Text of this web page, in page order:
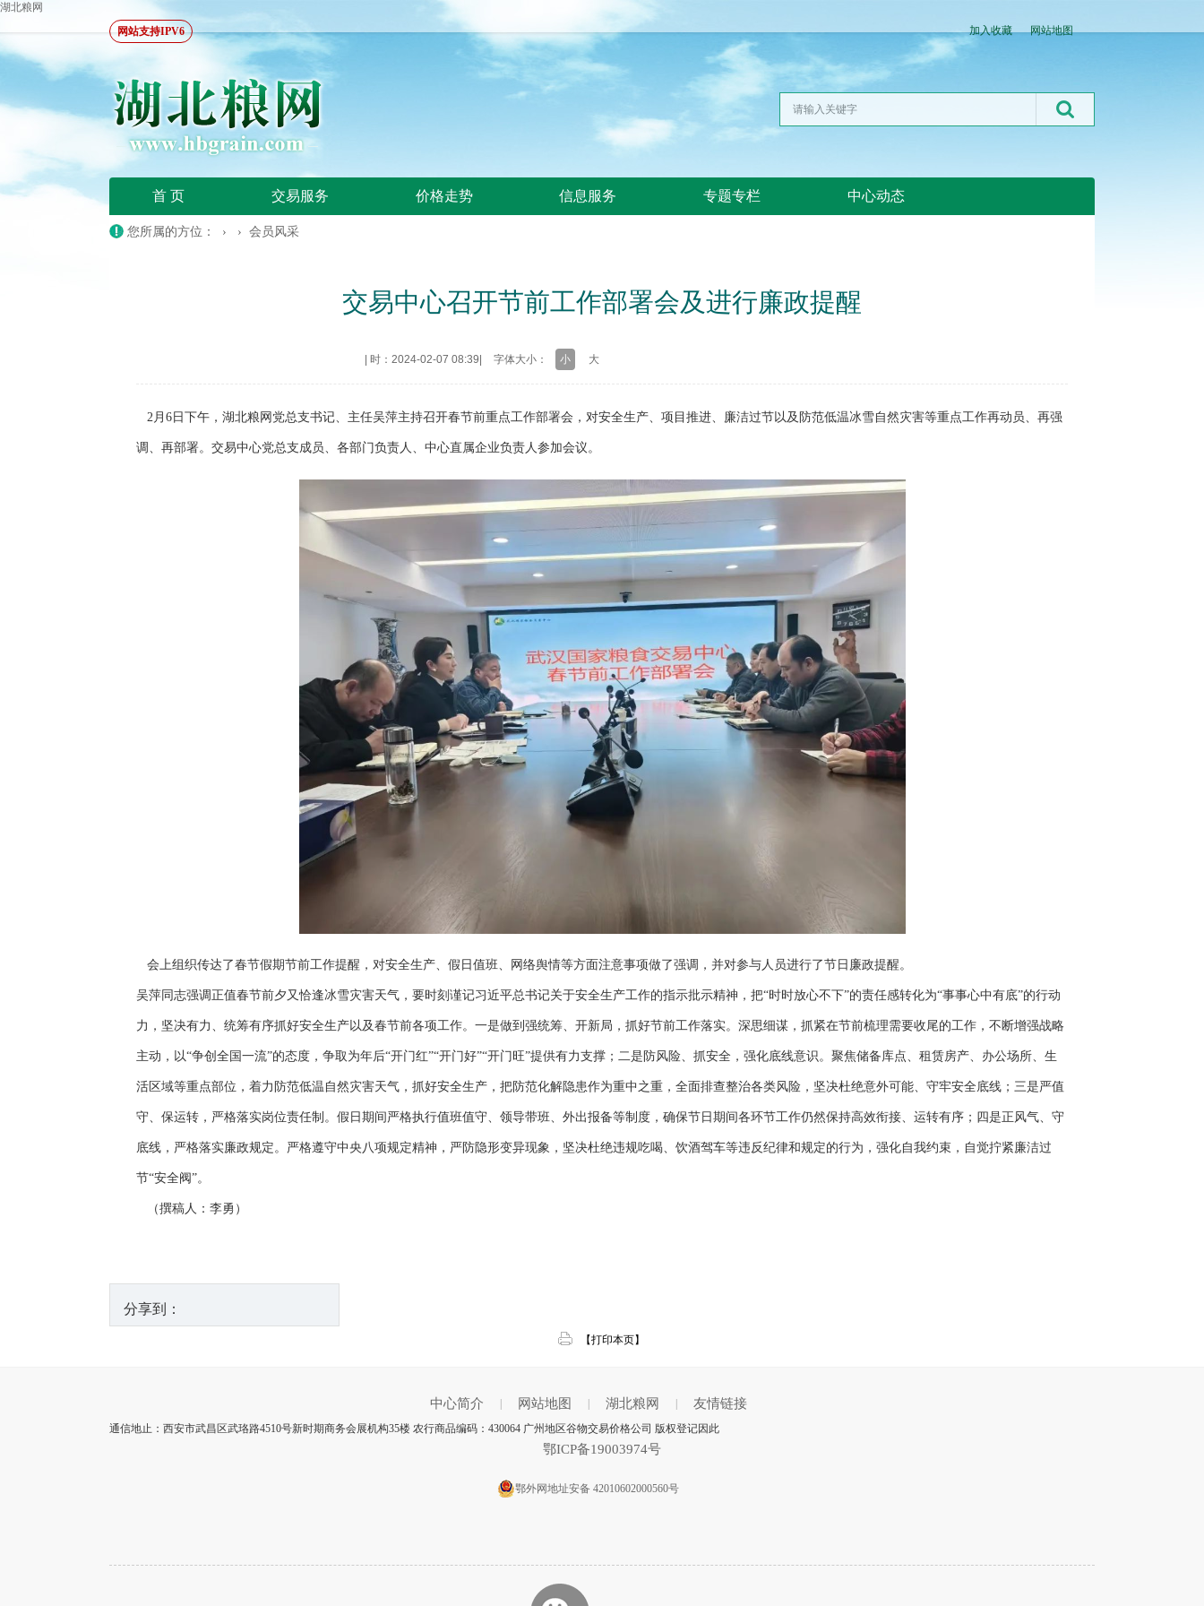
湖北粮网
网站支持IPV6
加入收藏 网站地图
首 页 交易服务 价格走势 信息服务 专题专栏 中心动态
您所属的方位： › › 会员风采
交易中心召开节前工作部署会及进行廉政提醒
时：2024-02-07 08:39 字体大小： 小 大
2月6日下午，湖北粮网党总支书记、主任吴萍主持召开春节前重点工作部署会，对安全生产、项目推进、廉洁过节以及防范低温冰雪自然灾害等重点工作再动员、再强
调、再部署。交易中心党总支成员、各部门负责人、中心直属企业负责人参加会议。
会上组织传达了春节假期节前工作提醒，对安全生产、假日值班、网络舆情等方面注意事项做了强调，并对参与人员进行了节日廉政提醒。
吴萍同志强调正值春节前夕又恰逢冰雪灾害天气，要时刻谨记习近平总书记关于安全生产工作的指示批示精神，把“时时放心不下”的责任感转化为“事事心中有底”的行动
力，坚决有力、统筹有序抓好安全生产以及春节前各项工作。一是做到强统筹、开新局，抓好节前工作落实。深思细谋，抓紧在节前梳理需要收尾的工作，不断增强战略
主动，以“争创全国一流”的态度，争取为年后“开门红”“开门好”“开门旺”提供有力支撑；二是防风险、抓安全，强化底线意识。聚焦储备库点、租赁房产、办公场所、生
活区域等重点部位，着力防范低温自然灾害天气，抓好安全生产，把防范化解隐患作为重中之重，全面排查整治各类风险，坚决杜绝意外可能、守牢安全底线；三是严值
守、保运转，严格落实岗位责任制。假日期间严格执行值班值守、领导带班、外出报备等制度，确保节日期间各环节工作仍然保持高效衔接、运转有序；四是正风气、守
底线，严格落实廉政规定。严格遵守中央八项规定精神，严防隐形变异现象，坚决杜绝违规吃喝、饮酒驾车等违反纪律和规定的行为，强化自我约束，自觉拧紧廉洁过
节“安全阀”。
（撰稿人：李勇）
分享到：
【打印本页】
中心简介 网站地图 湖北粮网 友情链接
通信地止：西安市武昌区武珞路4510号新时期商务会展机构35楼 农行商品编码：430064 广州地区谷物交易价格公司 版权登记因此
鄂ICP备19003974号
鄂外网地址安备 42010602000560号